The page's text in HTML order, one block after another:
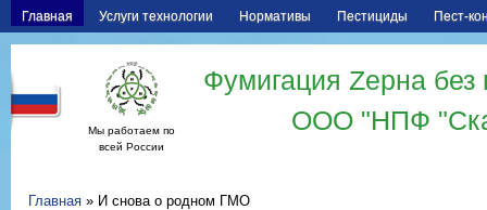
Главная Услуги технологии Нормативы Пестициды Пест-
Мы работаем по
всей России
Фумигация Zерна
ООО "НПФ
Главная » И снова о родном ГМО